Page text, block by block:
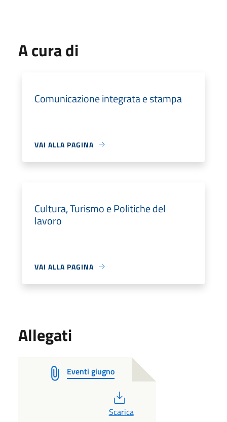
A cura di
Comunicazione integrata e stampa
VAI ALLA PAGINA
Cultura, Turismo e Politiche del
lavoro
VAI ALLA PAGINA
Allegati
Eventi giugno
Scarica